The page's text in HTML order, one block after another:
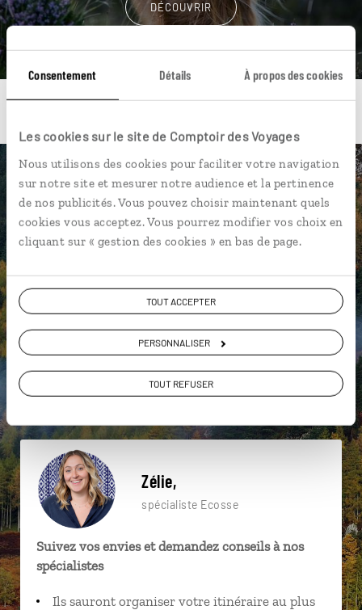
Consentement Détails À propos des cookies
Les cookies sur le site de Comptoir des Voyages
Nous utilisons des cookies pour faciliter votre navigation
sur notre site et mesurer notre audience et la pertinence
de nos publicités. Vous pouvez choisir maintenant quels
cookies vous acceptez. Vous pourrez modifier vos choix en
cliquant sur « gestion des cookies » en bas de page.
TOUT ACCEPTER
PERSONNALISER
TOUT REFUSER
DÉCOUVRIR
Une envie de voyage
particulière ?
Ballindalloch
Arthur's Seat Callander Château d'Edimbourg
Arthur's Seat
Zélie,
spécialiste Ecosse
Suivez vos envies et demandez conseils à nos
spécialistes
Ils sauront organiser votre itinéraire au plus